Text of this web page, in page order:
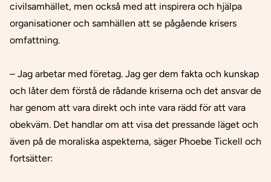
civilsamhället, men också med att inspirera och hjälpa
organisationer och samhällen att se pågående krisers
omfattning.
– Jag arbetar med företag. Jag ger dem fakta och kunskap
och låter dem förstå de rådande kriserna och det ansvar de
har genom att vara direkt och inte vara rädd för att vara
obekväm. Det handlar om att visa det pressande läget och
även på de moraliska aspekterna, säger Phoebe Tickell och
fortsätter: